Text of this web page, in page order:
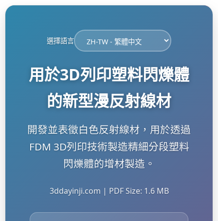
選擇語言
用於3D列印塑料閃爍體
的新型漫反射線材
開發並表徵白色反射線材，用於透過
FDM 3D列印技術製造精細分段塑料
閃爍體的增材製造。
3ddayinji.com | PDF Size: 1.6 MB